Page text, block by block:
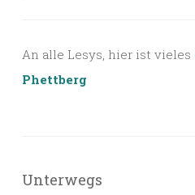
An alle Lesys, hier ist vieles
Phettberg
Unterwegs